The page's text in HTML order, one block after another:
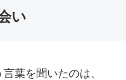
い
葉を聞いたのは、